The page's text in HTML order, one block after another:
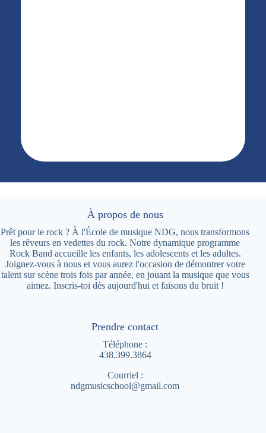
À propos de nous
Prêt pour le rock ? À l'École de musique NDG, nous transformons
les rêveurs en vedettes du rock. Notre dynamique programme
Rock Band accueille les enfants, les adolescents et les adultes.
Joignez-vous à nous et vous aurez l'occasion de démontrer votre
talent sur scène trois fois par année, en jouant la musique que vous
aimez. Inscris-toi dès aujourd'hui et faisons du bruit !
Prendre contact
Téléphone :
438.399.3864
Courriel :
ndgmusicschool@gmail.com